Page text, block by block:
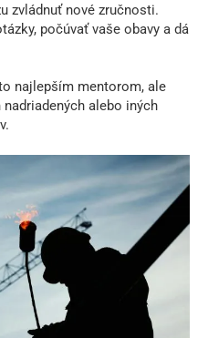
zvládnuť nové zručnosti.
počúvať vaše obavy a dá
najlepším mentorom, ale
alebo iných